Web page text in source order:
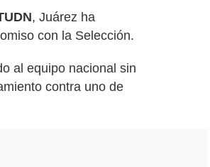
, Juárez ha
con la Selección.
al equipo nacional sin
contra uno de